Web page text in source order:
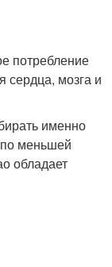
потребление
сердца, мозга и
именно
меньшей
обладает